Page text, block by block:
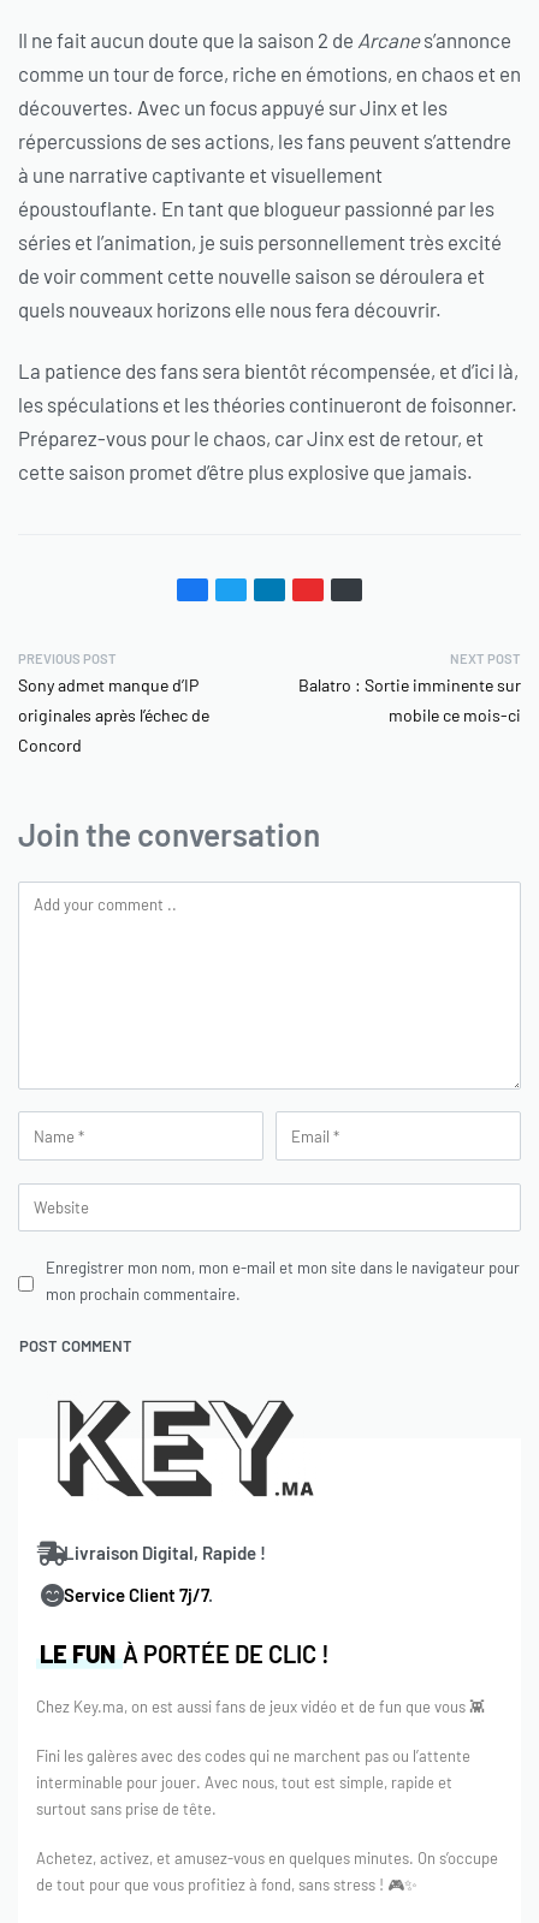
Il ne fait aucun doute que la saison 2 de Arcanes’annonce
comme un tour de force, riche en émotions, en chaos et en
découvertes. Avec un focus appuyé sur Jinx et les
répercussions de ses actions, les fans peuvent s’attendre
à une narrative captivante et visuellement
époustouflante. En tant que blogueur passionné par les
séries et l’animation, je suis personnellement très excité
de voir comment cette nouvelle saison se déroulera et
quels nouveaux horizons elle nous fera découvrir.
La patience des fans sera bientôt récompensée, et d’ici là,
les spéculations et les théories continueront de foisonner.
Préparez-vous pour le chaos, car Jinx est de retour, et
cette saison promet d’être plus explosive que jamais.
PREVIOUS POST
Sony admet manque d’IP
originales après l’échec de
Concord
NEXT POST
Balatro : Sortie imminente sur
mobile ce mois-ci
Join the conversation
Enregistrer mon nom, mon e-mail et mon site dans le navigateur pour
mon prochain commentaire.
LE FUNÀ PORTÉE DE CLIC !
Chez Key.ma, on est aussi fans de jeux vidéo et de fun que vous 👾
Fini les galères avec des codes qui ne marchent pas ou l’attente
interminable pour jouer. Avec nous, tout est simple, rapide et
surtout sans prise de tête.
Achetez, activez, et amusez-vous en quelques minutes. On s’occupe
de tout pour que vous profitiez à fond, sans stress ! 🎮✨
Livraison Digital, Rapide !
Service Client 7j/7.